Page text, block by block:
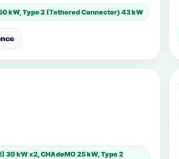
kW, Type 2 (Tethered Connector) 43 kW
30 kW x2, CHAdeMO 25 kW, Type 2